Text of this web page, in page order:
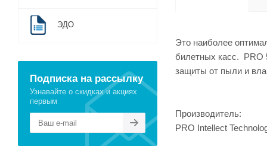
Это наиболее
билетных касс. PRO
защиты от пыли и
Производитель:
PRO Intellect
ЭДО
Подписка на рассылку
Узнавайте о скидках и акциях
первым